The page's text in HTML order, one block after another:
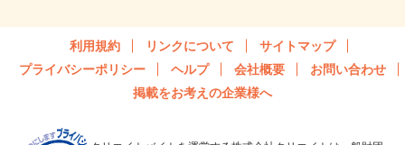
利用規約 リンクについて
サイトマップ
プライバシーポリシー
ヘルプ 会社概要
お問い合わせ
掲載をお考えの企業様へ